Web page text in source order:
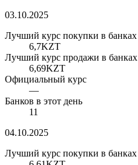
03.10.2025
Лучший курс покупки в банках
6,7KZT
Лучший курс продажи в банках
6,69KZT
Официальный курс
—
Банков в этот день
11
04.10.2025
Лучший курс покупки в банках